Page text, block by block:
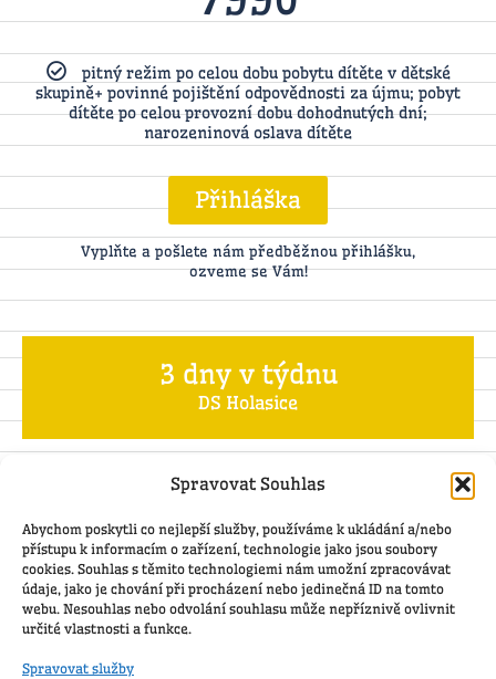
Spravovat Souhlas
Abychom poskytli co nejlepší služby, používáme k ukládání a/nebo
přístupu k informacím o zařízení, technologie jako jsou soubory
cookies. Souhlas s těmito technologiemi nám umožní zpracovávat
údaje, jako je chování při procházení nebo jedinečná ID na tomto
webu. Nesouhlas nebo odvolání souhlasu může nepříznivě ovlivnit
určité vlastnosti a funkce.
Spravovat služby
pitný režim po celou dobu pobytu dítěte v dětské
skupině+ povinné pojištění odpovědnosti za újmu; pobyt
dítěte po celou provozní dobu dohodnutých dní;
narozeninová oslava dítěte
Přihláška
Vyplňte a pošlete nám předběžnou přihlášku,
ozveme se Vám!
3 dny v týdnu
DS Holasice
5990
pitný režim po celou dobu pobytu dítěte v dětské
skupině+ povinné pojištění odpovědnosti za újmu; pobyt
dítěte po celou provozní dobu dohodnutých dní;
narozeninová oslava dítěte